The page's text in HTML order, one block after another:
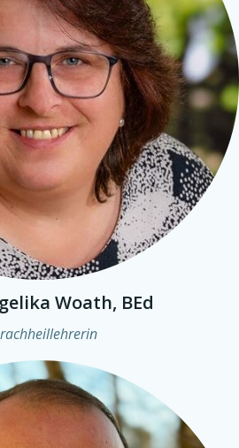
Woath, BEd